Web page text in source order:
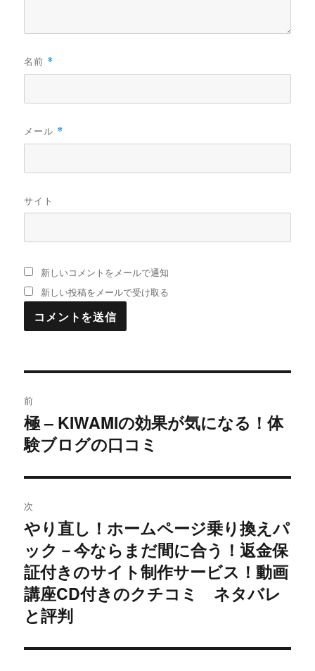
名前 *
メール *
サイト
新しいコメントをメールで通知
新しい投稿をメールで受け取る
稿
ナ
ビ
ゲ
ー
シ
ョ
ン
前
過
去
投
稿:
極 – KIWAMIの効果が気になる！体
験ブログの口コミ
次
次
の
投
稿:
やり直し！ホームページ乗り換えパ
ック－今ならまだ間に合う！返金保
証付きのサイト制作サービス！動画
講座CD付きのクチコミ ネタバレ
と評判